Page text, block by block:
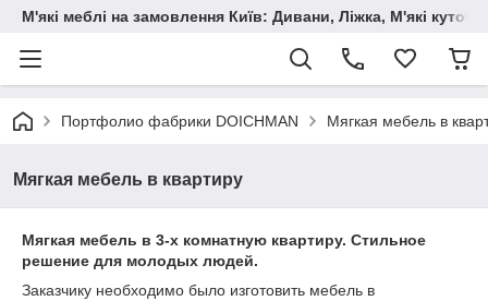
М'які меблі на замовлення Київ: Дивани, Ліжка, М'які
Портфолио фабрики DOICHMAN Мягкая мебель в
Мягкая мебель в квартиру
Мягкая мебель в 3-х комнатную квартиру. Стильное
решение для молодых людей.
Заказчику необходимо было изготовить мебель в